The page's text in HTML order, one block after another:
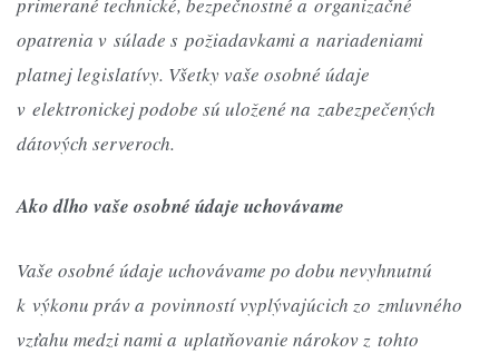
opatrenia v súlade s požiadavkami a nariadeniami
platnej legislatívy. Všetky vaše osobné údaje
v elektronickej podobe sú uložené na zabezpečených
dátových serveroch.
Ako dlho vaše osobné údaje uchovávame
Vaše osobné údaje uchovávame po dobu nevyhnutnú
k výkonu práv a povinností vyplývajúcich zo zmluvného
vzťahu medzi nami a uplatňovanie nárokov z tohto